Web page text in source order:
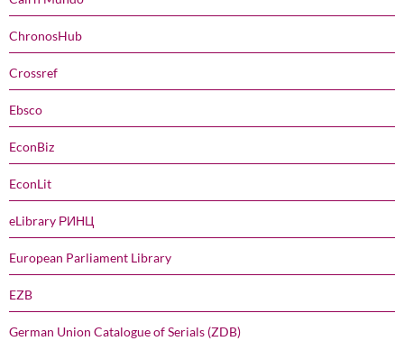
ChronosHub
Crossref
Ebsco
EconBiz
EconLit
eLibrary РИНЦ
European Parliament Library
EZB
German Union Catalogue of Serials (ZDB)